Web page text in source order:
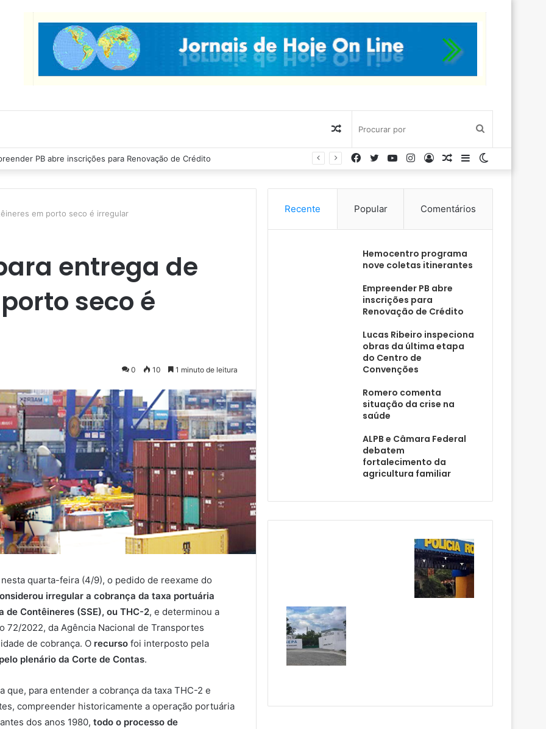
por
Artigo
aleatório
Ribeiro inspeciona obras da última etapa do Centro de Convenções
Barra
Artigo
Entrar
Instagram
YouTube
Twitter
Facebook
em porto seco é irregular
entrega de
seco é
0 10 1 minuto de leitura
quarta-feira (4/9), o pedido de reexame do
irregular a cobrança da taxa portuária
de Contêineres (SSE), ou THC-2, e determinou a
72/2022, da Agência Nacional de Transportes
de cobrança. O recurso foi interposto pela
plenário da Corte de Contas.
para entender a cobrança da taxa THC-2 e
compreender historicamente a operação portuária
dos anos 1980, todo o processo de
Recente Popular Comentários
Hemocentro programa
nove coletas itinerantes
Empreender PB abre
inscrições para
Renovação de Crédito
Lucas Ribeiro inspeciona
obras da última etapa
do Centro de
Convenções
Romero comenta
situação da crise na
saúde
ALPB e Câmara Federal
debatem
fortalecimento da
agricultura familiar